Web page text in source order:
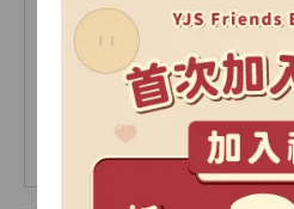
【2026中秋限定】極光
禮盒-A
15入(盒)
NT$ 735